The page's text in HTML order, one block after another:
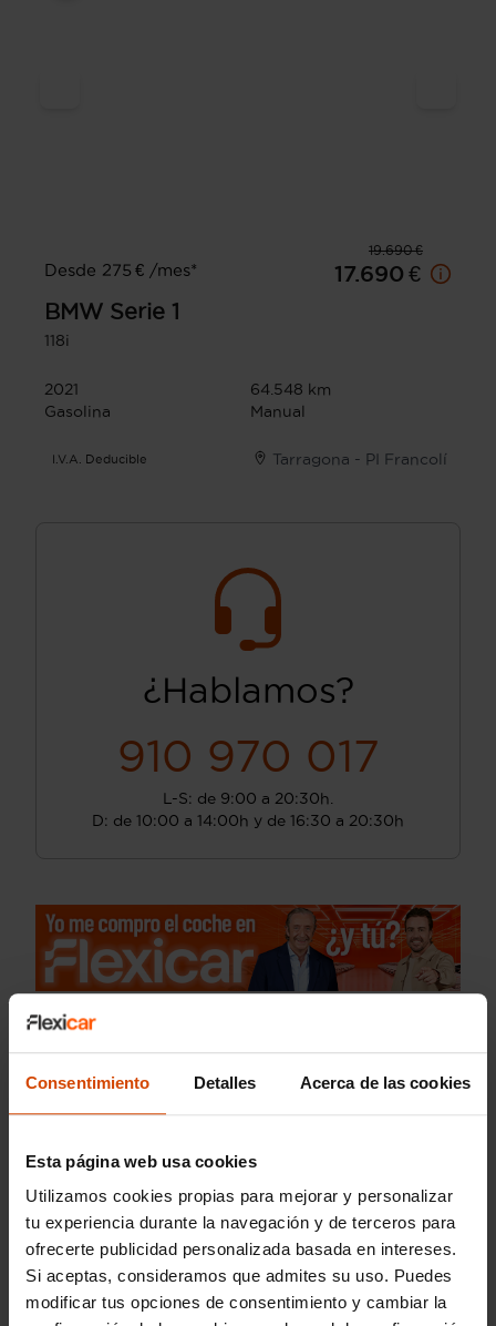
Consentimiento Detalles Acerca de las cookies
Esta página web usa cookies
Utilizamos cookies propias para mejorar y personalizar
tu experiencia durante la navegación y de terceros para
ofrecerte publicidad personalizada basada en intereses.
Si aceptas, consideramos que admites su uso. Puedes
modificar tus opciones de consentimiento y cambiar la
19.690 €
Desde 275 € /mes*
17.690 €
BMW Serie 1
118i
2021
64.548 km
Gasolina
Manual
I.V.A. Deducible Tarragona - PI Francolí
¿Hablamos?
910 970 017
L-S: de 9:00 a 20:30h.
D: de 10:00 a 14:00h y de 16:30 a 20:30h